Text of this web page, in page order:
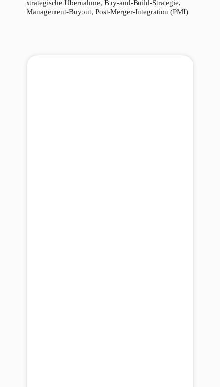
strategische Übernahme, Buy-and-Build-Strategie,
Management-Buyout, Post-Merger-Integration (PMI)